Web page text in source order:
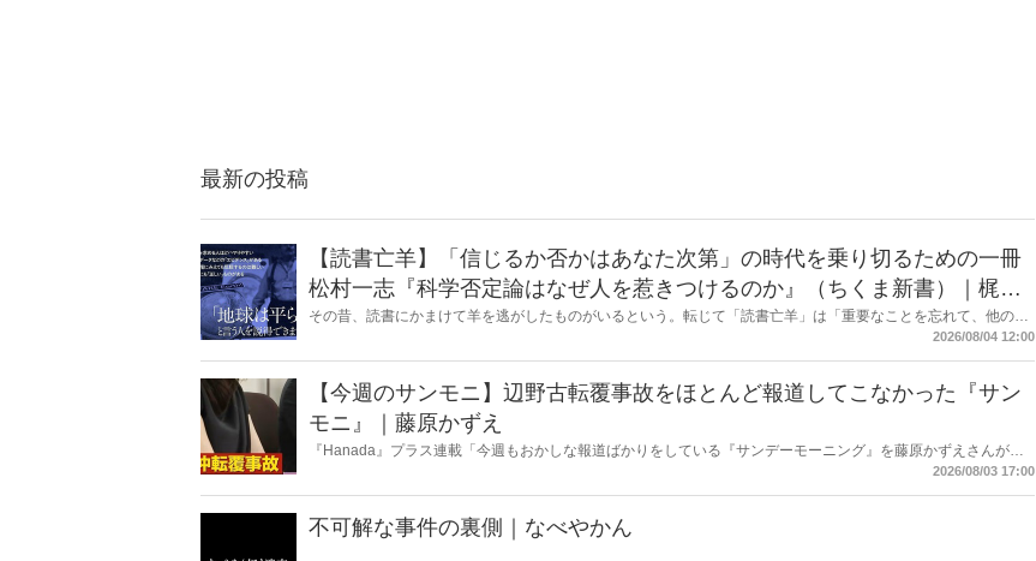
最新の投稿
【読書亡羊】「信じるか否かはあなた次第」の時代を乗り切るための一冊
松村一志『科学否定論はなぜ人を惹きつけるのか』（ちくま新書）｜梶原
麻衣子
その昔、読書にかまけて羊を逃がしたものがいるという。転じて「読書亡羊」は「重要なことを忘れて、他のこ
とに夢中になること」を指す四字熟語になった。だが時に仕事を放り出してでも、読むべき本がある。元月刊
2026/08/04 12:00
【今週のサンモニ】辺野古転覆事故をほとんど報道してこなかった『サン
モニ』｜藤原かずえ
『Hanada』プラス連載「今週もおかしな報道ばかりをしている『サンデーモーニング』を藤原かずえさんがデ
2026/08/03 17:00
不可解な事件の裏側｜なべやかん